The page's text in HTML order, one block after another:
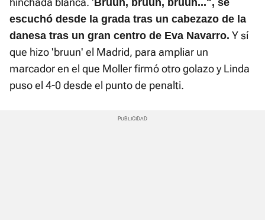
Bruun, bruun, bruun...", se
escuchó desde la grada tras un cabezazo de la
danesa tras un gran centro de Eva Navarro. Y sí
que hizo 'bruun' el Madrid, para ampliar un
marcador en el que Moller firmó otro golazo y Linda
puso el 4-0 desde el punto de penalti.